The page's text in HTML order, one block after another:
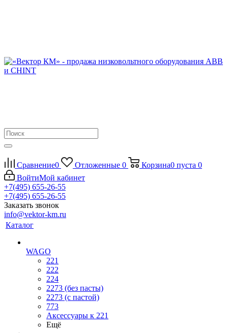
Сравнение0 Отложенные 0 Корзина0 пуста 0
ВойтиМой кабинет
+7(495) 655-26-55
+7(495) 655-26-55
Заказать звонок
info@vektor-km.ru
Каталог
WAGO
221
222
224
2273 (без пасты)
2273 (с пастой)
773
Аксессуары к 221
Ещё